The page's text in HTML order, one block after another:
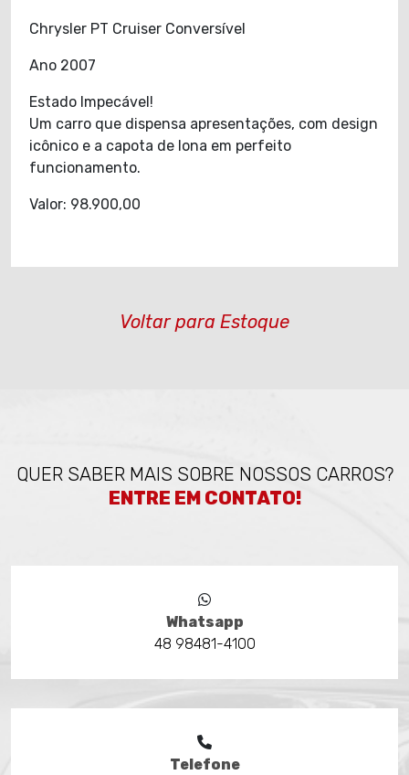
Chrysler PT Cruiser Conversível
Ano 2007
Estado Impecável!
Um carro que dispensa apresentações, com design
icônico e a capota de lona em perfeito
funcionamento.
Valor: 98.900,00
Voltar para Estoque
QUER SABER MAIS SOBRE NOSSOS CARROS?
ENTRE EM CONTATO!
Whatsapp
48 98481-4100
Telefone